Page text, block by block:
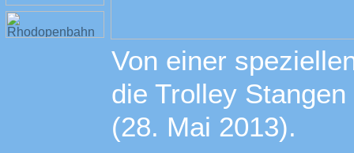
Von einer
die Trolley
(28. Mai 2013).